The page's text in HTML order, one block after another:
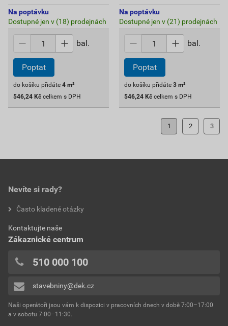
Na poptávku
Dostupné jen v (18) prodejnách
bal.
Poptat
do košíku přidáte 4 m²
546,24 Kč celkem s DPH
Na poptávku
Dostupné jen v (21) prodejnách
bal.
Poptat
do košíku přidáte 3 m²
546,24 Kč celkem s DPH
1 2 3
Nevíte si rady?
Často kladené otázky
Kontaktujte naše
Zákaznické centrum
510 000 100
stavebniny@dek.cz
Naši operátoři jsou vám k dispozici v pracovních dnech v době 7:00–17:00
a v sobotu 7:00–11:30.